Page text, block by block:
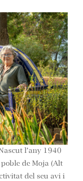
l’any 1940
de Moja (Alt
del seu avi i